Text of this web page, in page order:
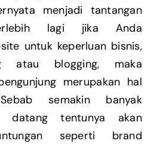
menjadi tantangan
lagi jika Anda
untuk keperluan bisnis,
atau blogging, maka
merupakan hal
semakin banyak
datang tentunya akan
seperti brand